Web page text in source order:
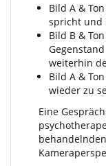
Bild A &
spricht und
Bild B &
weiterhin
Bild A &
wieder zu
Eine